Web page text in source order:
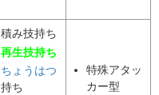
積み技持ち
再生技持ち
ちょうはつ
持ち
特殊アタッ
カー型